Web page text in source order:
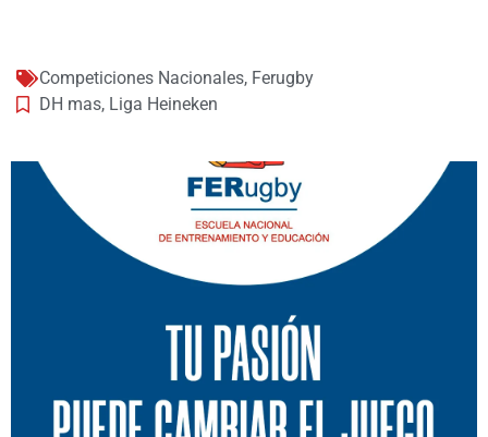
Competiciones Nacionales, Ferugby
DH mas, Liga Heineken